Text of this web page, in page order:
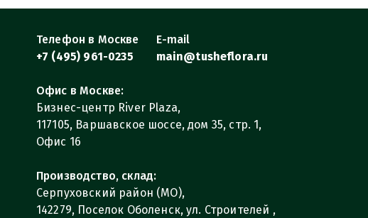
Телефон в Москве
+7 (495) 961-0235
E-mail
main@tusheflora.ru
Офис в Москве:
Бизнес-центр River Plaza,
117105, Варшавское шоссе, дом 35, стр. 1,
Офис 16
Производство, склад:
Серпуховский район (МО),
142279, Поселок Оболенск, ул. Строителей ,